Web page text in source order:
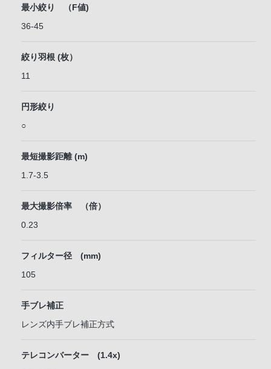
最小絞り （F値)
36-45
絞り羽根 (枚）
11
円形絞り
○
最短撮影距離 (m)
1.7-3.5
最大撮影倍率 （倍）
0.23
フィルター径 (mm)
105
手ブレ補正
レンズ内手ブレ補正方式
テレコンバーター (1.4x)